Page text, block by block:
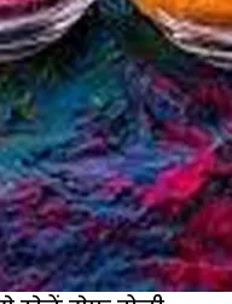
अपनाएं
ये
टिप्स